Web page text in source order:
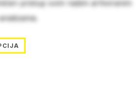
pristup svim našim arhiviranim